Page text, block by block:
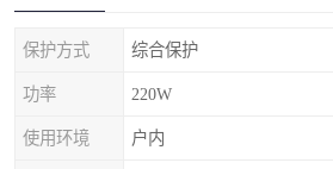
保护方式 综合保护
功率 220W
使用环境 户内